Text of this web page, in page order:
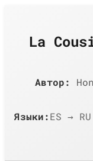
La
Автор:
Языки:ES → RU